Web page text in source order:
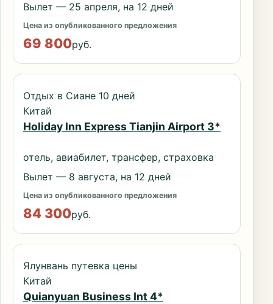
Вылет — 25 апреля, на 12 дней
Цена из опубликованного предложения
69 800руб.
Отдых в Сиане 10 дней
Китай
Holiday Inn Express Tianjin Airport 3*
отель, авиабилет, трансфер, страховка
Вылет — 8 августа, на 12 дней
Цена из опубликованного предложения
84 300руб.
Ялунвань путевка цены
Китай
Quianyuan Business Int 4*